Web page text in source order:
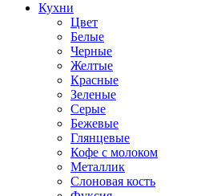
Кухни
Цвет
Белые
Черные
Желтые
Красные
Зеленые
Серые
Бежевые
Глянцевые
Кофе с молоком
Металлик
Слоновая кость